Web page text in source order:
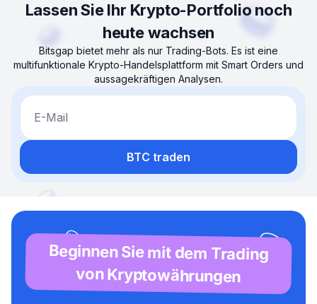
Lassen Sie Ihr Krypto-Portfolio noch
heute wachsen
Bitsgap bietet mehr als nur Trading-Bots. Es ist eine
multifunktionale Krypto-Handelsplattform mit Smart Orders und
aussagekräftigen Analysen.
E-Mail
BTC traden
Beginnen Sie mit dem Trading
von Kryptowährungen